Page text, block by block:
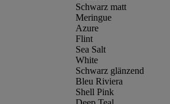
Schwarz matt
Meringue
Azure
Flint
Sea Salt
White
Schwarz glänzend
Bleu Riviera
Shell Pink